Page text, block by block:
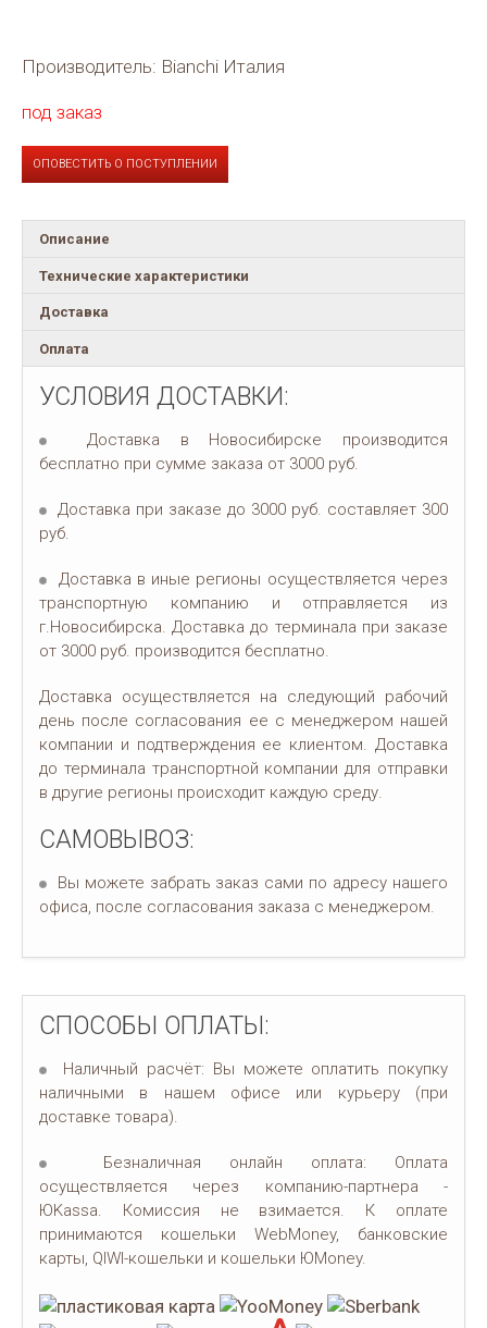
Производитель: Bianchi Италия
под заказ
ОПОВЕСТИТЬ О ПОСТУПЛЕНИИ
Описание
Технические характеристики
Доставка
Оплата
УСЛОВИЯ ДОСТАВКИ:
Доставка в Новосибирске производится
бесплатно при сумме заказа от 3000 руб.
Доставка при заказе до 3000 руб. составляет 300
руб.
Доставка в иные регионы осуществляется через
транспортную компанию и отправляется из
г.Новосибирска. Доставка до терминала при заказе
от 3000 руб. производится бесплатно.
Доставка осуществляется на следующий рабочий
день после согласования ее с менеджером нашей
компании и подтверждения ее клиентом. Доставка
до терминала транспортной компании для отправки
в другие регионы происходит каждую среду.
САМОВЫВОЗ:
Вы можете забрать заказ сами по адресу нашего
офиса, после согласования заказа с менеджером.
СПОСОБЫ ОПЛАТЫ:
Наличный расчёт: Вы можете оплатить покупку
наличными в нашем офисе или курьеру (при
доставке товара).
Безналичная онлайн оплата: Оплата
осуществляется через компанию-партнера -
ЮKassa. Комиссия не взимается. К оплате
принимаются кошельки WebMoney, банковские
карты, QIWI-кошельки и кошельки ЮMoney.